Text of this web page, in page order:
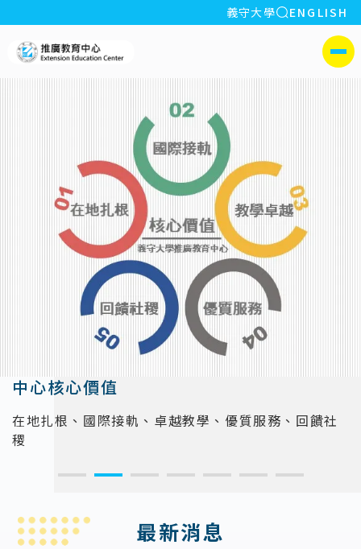
:::
義守大學 全站搜索
ENGLISH
側選單
中心核心價值
在地扎根、國際接軌、卓越教學、優質服務、回饋社
稷
::: 最新消息